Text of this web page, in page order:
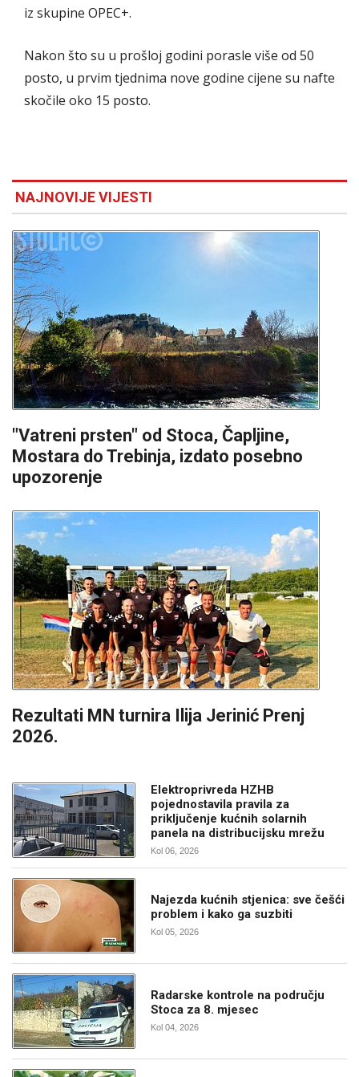
iz skupine OPEC+.
Nakon što su u prošloj godini porasle više od 50
posto, u prvim tjednima nove godine cijene su nafte
skočile oko 15 posto.
NAJNOVIJE VIJESTI
"Vatreni prsten" od Stoca, Čapljine,
Mostara do Trebinja, izdato posebno
upozorenje
Rezultati MN turnira Ilija Jerinić Prenj
2026.
Elektroprivreda HZHB
pojednostavila pravila za
priključenje kućnih solarnih
panela na distribucijsku mrežu
Kol 06, 2026
Najezda kućnih stjenica: sve češći
problem i kako ga suzbiti
Kol 05, 2026
Radarske kontrole na području
Stoca za 8. mjesec
Kol 04, 2026